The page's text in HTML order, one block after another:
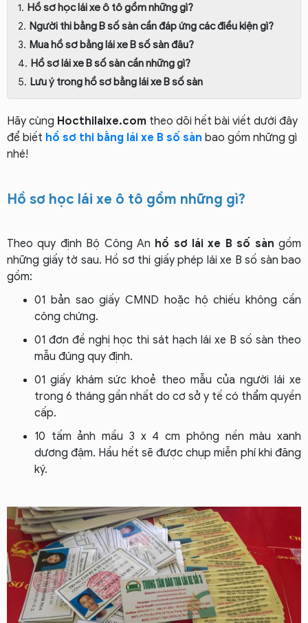
Hồ sơ học lái xe ô tô gồm những gì?
Người thi bằng B số sàn cần đáp ứng các điều kiện gì?
Mua hồ sơ bằng lái xe B số sàn đâu?
Hồ sơ lái xe B số sàn cần những gì?
Lưu ý trong hồ sơ bằng lái xe B số sàn
Hãy cùng Hocthilaixe.com theo dõi hết bài viết dưới đây
để biết hồ sơ thi bằng lái xe B số sàn bao gồm những gì
nhé!
Hồ sơ học lái xe ô tô gồm những gì?
Theo quy định Bộ Công An hồ sơ lái xe B số sàn gồm
những giấy tờ sau. Hồ sơ thi giấy phép lái xe B số sàn bao
gồm:
01 bản sao giấy CMND hoặc hộ chiếu không cần
công chứng.
01 đơn đề nghị học thi sát hạch lái xe B số sàn theo
mẫu đúng quy định.
01 giấy khám sức khoẻ theo mẫu của người lái xe
trong 6 tháng gần nhất do cơ sở y tế có thẩm quyền
cấp.
10 tấm ảnh mầu 3 x 4 cm phông nền màu xanh
dương đậm. Hầu hết sẽ được chụp miễn phí khi đăng
ký.